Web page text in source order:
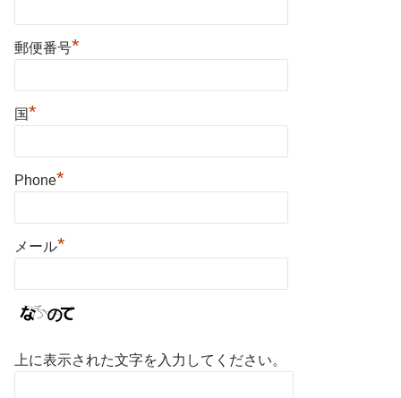
郵便番号*
国*
Phone*
メール*
上に表示された文字を入力してください。